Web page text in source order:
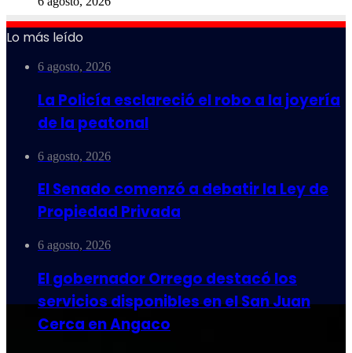
Lo más leído
6 agosto, 2026
La Policía esclareció el robo a la joyería
de la peatonal
6 agosto, 2026
El Senado comenzó a debatir la Ley de
Propiedad Privada
6 agosto, 2026
El gobernador Orrego destacó los
servicios disponibles en el San Juan
Cerca en Angaco